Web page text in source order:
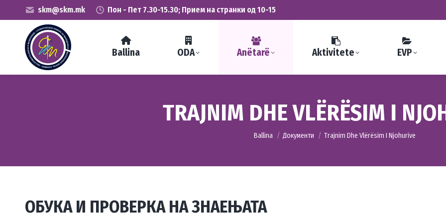
skm@skm.mk Пон - Пет 7.30-15.30; Прием на странки од 10-15
Ballina ODA Anëtarë Aktivitete EVP
TRAJNIM DHE VLËRËSIM I
You are here:
Ballina Документи Trajnim Dhe Vlërësim I Njohurive
ОБУКА И ПРОВЕРКА НА ЗНАЕЊАТА